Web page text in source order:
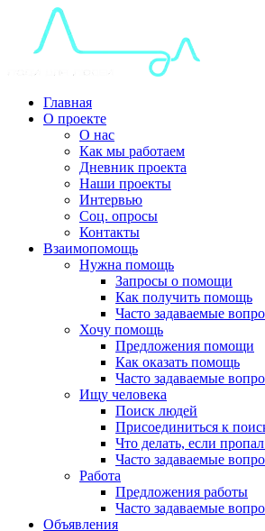
Главная
О проекте
О нас
Как мы работаем
Дневник проекта
Наши проекты
Интервью
Соц. опросы
Контакты
Взаимопомощь
Нужна помощь
Запросы о помощи
Как получить помощь
Часто задаваемые
Хочу помощь
Предложения помощи
Как оказать помощь
Часто задаваемые
Ищу человека
Поиск людей
Присоединиться к
Что делать, если
Часто задаваемые
Работа
Предложения работы
Часто задаваемые
Объявления